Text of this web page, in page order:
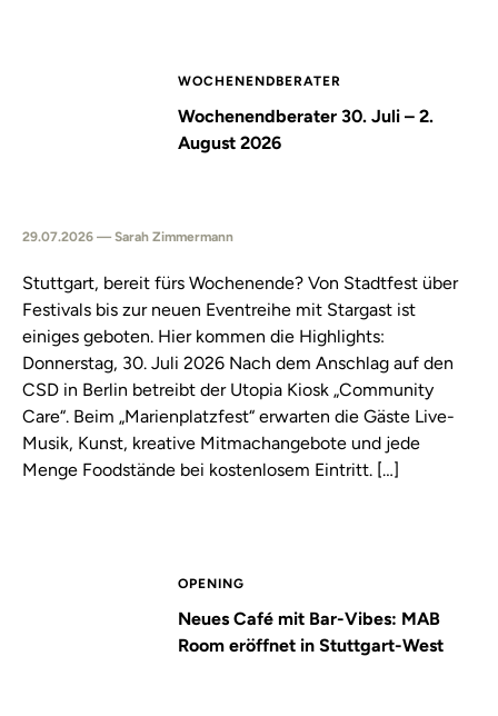
WOCHENENDBERATER
Wochenendberater 30. Juli – 2.
August 2026
29.07.2026 — Sarah Zimmermann
Stuttgart, bereit fürs Wochenende? Von Stadtfest über
Festivals bis zur neuen Eventreihe mit Stargast ist
einiges geboten. Hier kommen die Highlights:
Donnerstag, 30. Juli 2026 Nach dem Anschlag auf den
CSD in Berlin betreibt der Utopia Kiosk „Community
Care“. Beim „Marienplatzfest“ erwarten die Gäste Live-
Musik, Kunst, kreative Mitmachangebote und jede
Menge Foodstände bei kostenlosem Eintritt. […]
OPENING
Neues Café mit Bar-Vibes: MAB
Room eröffnet in Stuttgart-West